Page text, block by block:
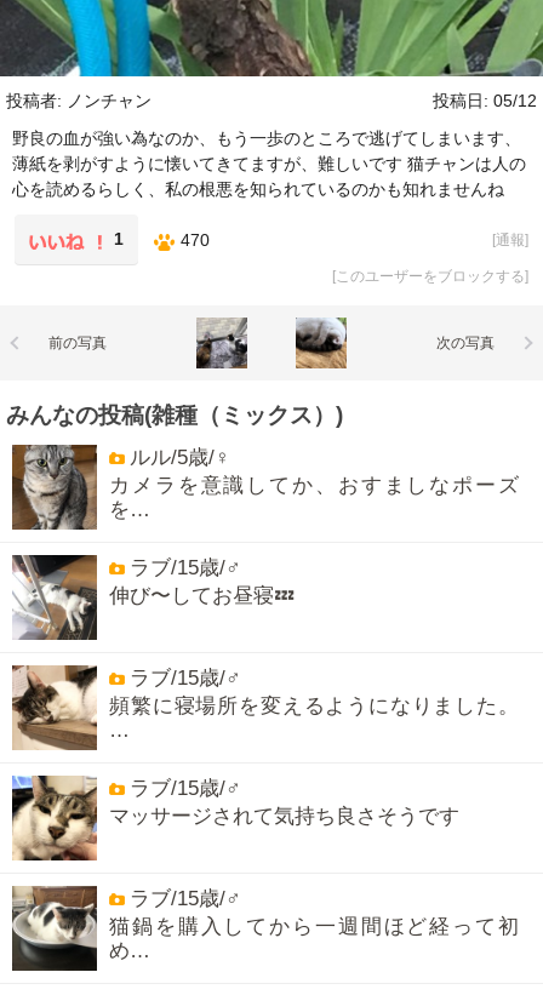
投稿者: ノンチャン
投稿日: 05/12
野良の血が強い為なのか、もう一歩のところで逃げてしまいます、
薄紙を剥がすように懐いてきてますが、難しいです 猫チャンは人の
心を読めるらしく、私の根悪を知られているのかも知れませんね
1 470 [通報]
[このユーザーをブロックする]
前の写真 次の写真
みんなの投稿(雑種（ミックス）)
ルル/5歳/♀
カメラを意識してか、おすましなポーズ
を…
ラブ/15歳/♂
伸び〜してお昼寝💤
ラブ/15歳/♂
頻繁に寝場所を変えるようになりました。
…
ラブ/15歳/♂
マッサージされて気持ち良さそうです
ラブ/15歳/♂
猫鍋を購入してから一週間ほど経って初
め…